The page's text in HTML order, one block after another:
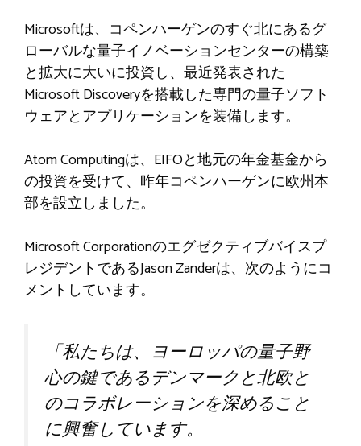
Microsoftは、コペンハーゲンのすぐ北にあるグ
ローバルな量子イノベーションセンターの構築
と拡大に大いに投資し、最近発表された
Microsoft Discoveryを搭載した専門の量子ソフト
ウェアとアプリケーションを装備します。
Atom Computingは、EIFOと地元の年金基金から
の投資を受けて、昨年コペンハーゲンに欧州本
部を設立しました。
Microsoft Corporationのエグゼクティブバイスプ
レジデントであるJason Zanderは、次のようにコ
メントしています。
「私たちは、ヨーロッパの量子野
心の鍵であるデンマークと北欧と
のコラボレーションを深めること
に興奮しています。